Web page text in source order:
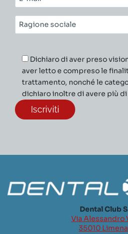
mail*
Ragione
sociale*
Dichiaro di aver preso
aver letto e compreso le
trattamento, nonché le
dichiaro inoltre di avere più di
Dental Club
Via Alessandro
35010